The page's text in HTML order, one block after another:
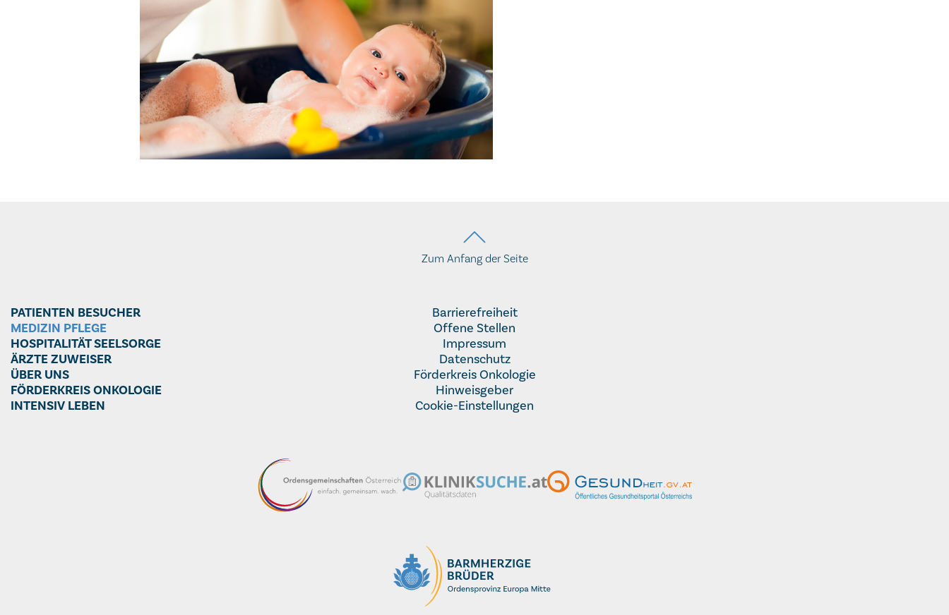
Zum Anfang der Seite
PATIENTEN BESUCHER
MEDIZIN PFLEGE
HOSPITALITÄT SEELSORGE
ÄRZTE ZUWEISER
ÜBER UNS
FÖRDERKREIS ONKOLOGIE
INTENSIV LEBEN
Barrierefreiheit
Offene Stellen
Impressum
Datenschutz
Förderkreis Onkologie
Hinweisgeber
Cookie-Einstellungen